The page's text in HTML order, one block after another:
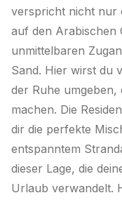
verspricht nicht nur
auf den Arabischen
unmittelbaren
Sand. Hier wirst du
der Ruhe umgeben,
machen. Die
dir die perfekte
entspanntem
dieser Lage, die
Urlaub verwandelt.